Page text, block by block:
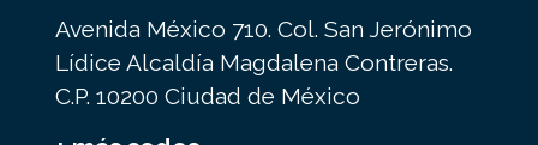
Avenida México 710. Col. San Jerónimo
Lídice Alcaldía Magdalena Contreras.
C.P. 10200 Ciudad de México